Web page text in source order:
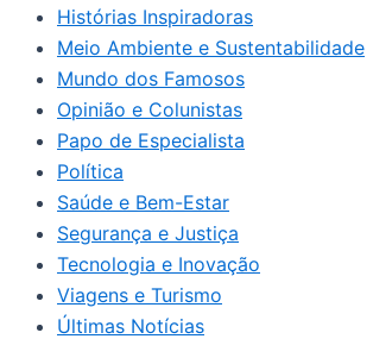
Histórias Inspiradoras
Meio Ambiente e Sustentabilidade
Mundo dos Famosos
Opinião e Colunistas
Papo de Especialista
Política
Saúde e Bem-Estar
Segurança e Justiça
Tecnologia e Inovação
Viagens e Turismo
Últimas Notícias